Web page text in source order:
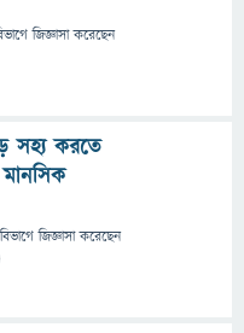
জিজ্ঞাসাকরেছেন
সহ্য করতে
জিজ্ঞাসাকরেছেন